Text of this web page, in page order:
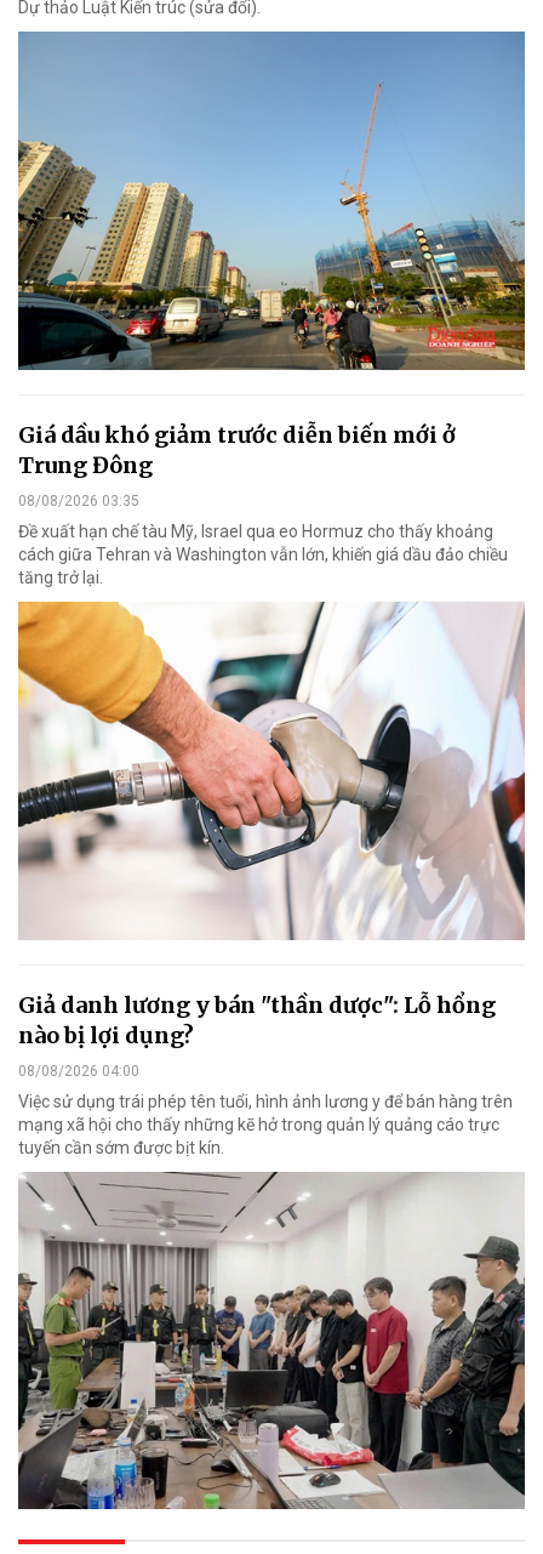
Dự thảo Luật Kiến trúc (sửa đổi).
Giá dầu khó giảm trước diễn biến mới ở
Trung Đông
08/08/2026 03:35
Đề xuất hạn chế tàu Mỹ, Israel qua eo Hormuz cho thấy khoảng
cách giữa Tehran và Washington vẫn lớn, khiến giá dầu đảo chiều
tăng trở lại.
Giả danh lương y bán "thần dược": Lỗ hổng
nào bị lợi dụng?
08/08/2026 04:00
Việc sử dụng trái phép tên tuổi, hình ảnh lương y để bán hàng trên
mạng xã hội cho thấy những kẽ hở trong quản lý quảng cáo trực
tuyến cần sớm được bịt kín.